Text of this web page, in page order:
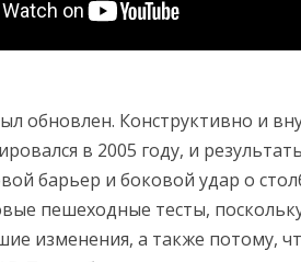
обновлен. Конструктивно и
в 2005 году, и
барьер и боковой удар о
пешеходные тесты,
изменения, а также потому,